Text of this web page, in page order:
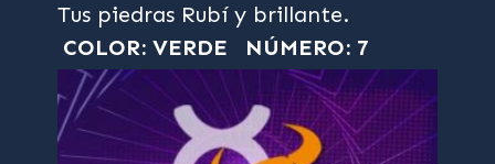
Tus piedras Rubí y brillante.
COLOR: VERDE
NÚMERO: 7